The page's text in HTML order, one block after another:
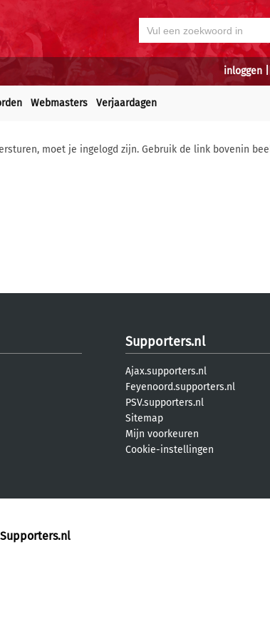
inloggen
Webmasters Verjaardagen
moet je ingelogd zijn. Gebruik de link bovenin
Supporters.nl
Ajax.supporters.nl
Feyenoord.supporters.nl
PSV.supporters.nl
Sitemap
Mijn voorkeuren
Cookie-instellingen
Supporters.nl